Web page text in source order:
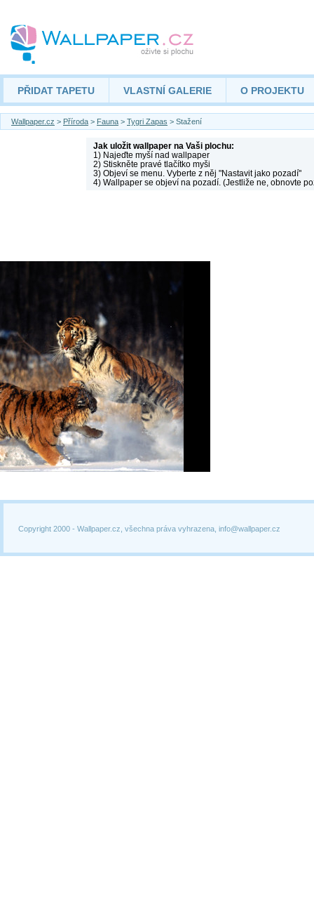
PŘIDAT TAPETU VLASTNÍ GALERIE O PROJEKTU
Wallpaper.cz > Příroda > Fauna > Tygri Zapas > Stažení
Jak uložit wallpaper na Vaši plochu:
1) Najeďte myší nad wallpaper
2) Stiskněte pravé tlačítko myši
3) Objeví se menu. Vyberte z něj "Nastavit jako pozadí"
4) Wallpaper se objeví na pozadí. (Jestliže ne, obnovte
Copyright 2000 - Wallpaper.cz, všechna práva vyhrazena, info@wallpaper.cz